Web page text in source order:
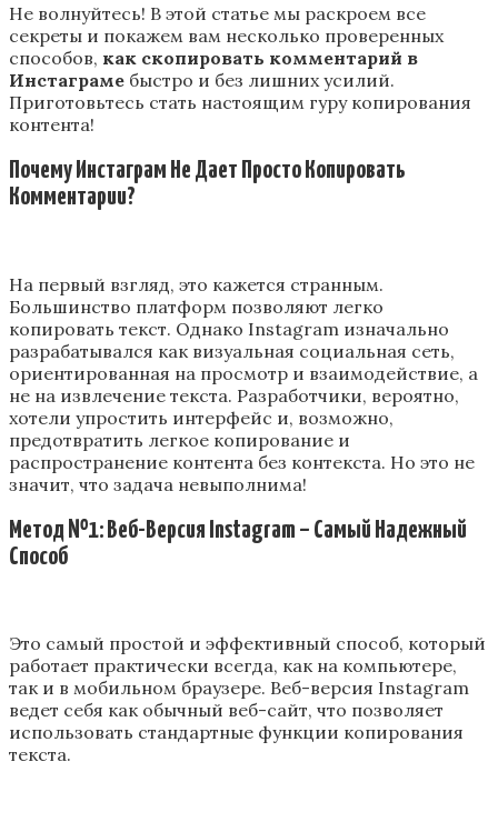
Не волнуйтесь! В этой статье мы раскроем все
секреты и покажем вам несколько проверенных
способов, как скопировать комментарий в
Инстаграме быстро и без лишних усилий.
Приготовьтесь стать настоящим гуру копирования
контента!
Почему Инстаграм Не Дает Просто Копировать
Комментарии?
На первый взгляд, это кажется странным.
Большинство платформ позволяют легко
копировать текст. Однако Instagram изначально
разрабатывался как визуальная социальная сеть,
ориентированная на просмотр и взаимодействие, а
не на извлечение текста. Разработчики, вероятно,
хотели упростить интерфейс и, возможно,
предотвратить легкое копирование и
распространение контента без контекста. Но это не
значит, что задача невыполнима!
Метод №1: Веб-Версия Instagram – Самый Надежный
Способ
Это самый простой и эффективный способ, который
работает практически всегда, как на компьютере,
так и в мобильном браузере. Веб-версия Instagram
ведет себя как обычный веб-сайт, что позволяет
использовать стандартные функции копирования
текста.